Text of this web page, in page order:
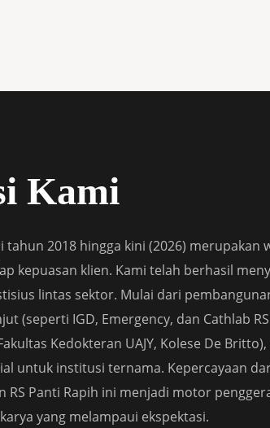
Kami
tahun 2018 hingga kini (2026) merupakan
kepuasan klien. Kami telah berhasil
lintas sektor. Mulai dari
(seperti IGD, Emergency, dan Cathlab
Kedokteran UAJY, Kolese De
untuk institusi ternama. Kepercayaan
RS Panti Rapih ini menjadi motor
yang melampaui ekspektasi.